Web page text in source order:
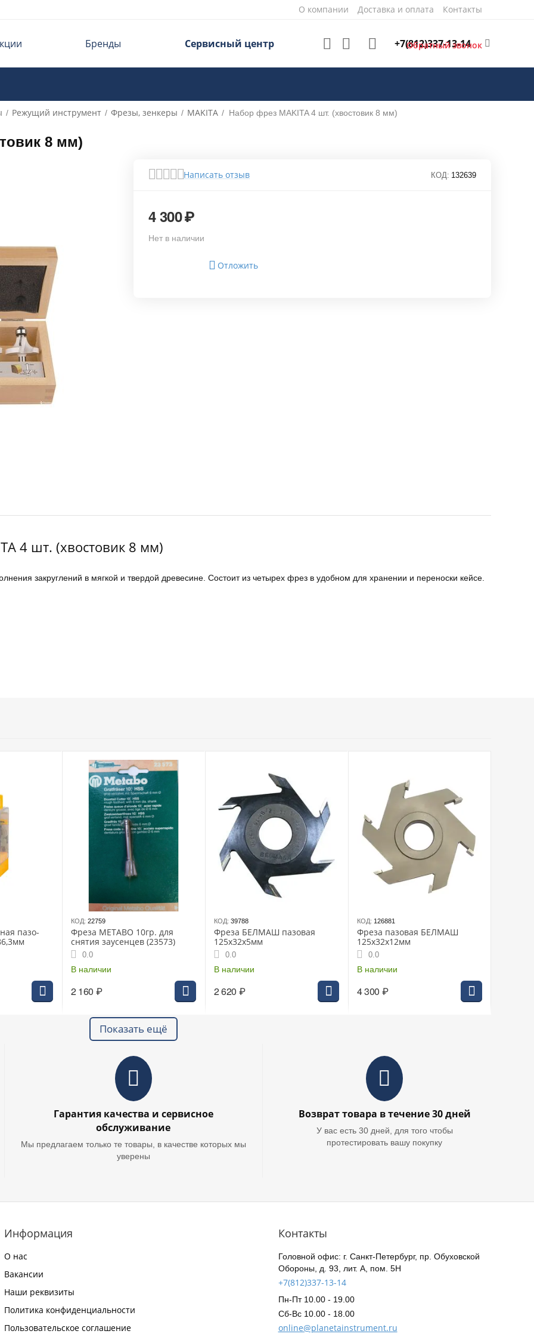
О компании Доставка и оплата Контакты
Бренды Сервисный центр +7(812)337-13-14
Обратный звонок
/ Режущий инструмент / Фрезы, зенкеры / MAKITA / Набор фрез MAKITA 4 шт. (хвостовик 8 мм)
8 мм)
Написать отзыв КОД: 132639
4 300₽
Нет в наличии
Отложить
4 шт. (хвостовик 8 мм)
закруглений в мягкой и твердой древесине. Состоит из четырех фрез в удобном для хранении и переноски кейсе.
пазо-
КОД: 22759
Фреза METABO 10гр. для
снятия заусенцев (23573)
0.0
В наличии
2 160 ₽
КОД: 39788
Фреза БЕЛМАШ пазовая
125х32х5мм
0.0
В наличии
2 620 ₽
КОД: 126881
Фреза пазовая БЕЛМАШ
125х32х12мм
0.0
В наличии
4 300 ₽
Показать ещё
Гарантия качества и сервисное
обслуживание
Мы предлагаем только те товары, в качестве которых мы
уверены
Возврат товара в течение 30 дней
У вас есть 30 дней, для того чтобы
протестировать вашу покупку
Информация
О нас
Вакансии
Наши реквизиты
Политика конфиденциальности
Пользовательское соглашение
Контакты
Головной офис: г. Санкт-Петербург, пр. Обуховской
Обороны, д. 93, лит. А, пом. 5Н
+7(812)337-13-14
Пн-Пт 10.00 - 19.00
Сб-Вс 10.00 - 18.00
online@planetainstrument.ru